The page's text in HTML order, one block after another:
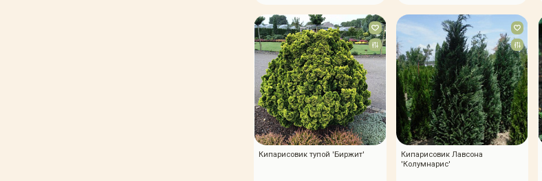
Кипарисовик тупой 'Биржит'
Кипарисовик Лавсона
'Колумнарис'